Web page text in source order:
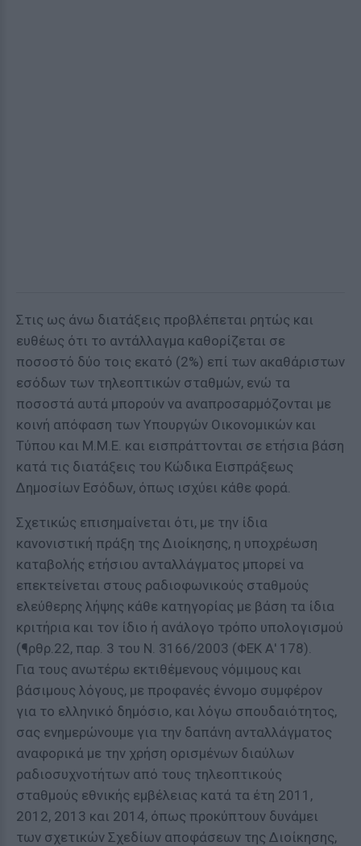
Στις ως άνω διατάξεις προβλέπεται ρητώς και
ευθέως ότι το αντάλλαγμα καθορίζεται σε
ποσοστό δύο τοις εκατό (2%) επί των ακαθάριστων
εσόδων των τηλεοπτικών σταθμών, ενώ τα
ποσοστά αυτά μπορούν να αναπροσαρμόζονται με
κοινή απόφαση των Υπουργών Οικονομικών και
Τύπου και Μ.Μ.Ε. και εισπράττονται σε ετήσια βάση
κατά τις διατάξεις του Κώδικα Εισπράξεως
Δημοσίων Εσόδων, όπως ισχύει κάθε φορά.
Σχετικώς επισημαίνεται ότι, με την ίδια
κανονιστική πράξη της Διοίκησης, η υποχρέωση
καταβολής ετήσιου ανταλλάγματος μπορεί να
επεκτείνεται στους ραδιοφωνικούς σταθμούς
ελεύθερης λήψης κάθε κατηγορίας με βάση τα ίδια
κριτήρια και τον ίδιο ή ανάλογο τρόπο υπολογισμού
(¶ρθρ.22, παρ. 3 του Ν. 3166/2003 (ΦΕΚ Α' 178).
Για τους ανωτέρω εκτιθέμενους νόμιμους και
βάσιμους λόγους, με προφανές έννομο συμφέρον
για το ελληνικό δημόσιο, και λόγω σπουδαιότητος,
σας ενημερώνουμε για την δαπάνη ανταλλάγματος
αναφορικά με την χρήση ορισμένων διαύλων
ραδιοσυχνοτήτων από τους τηλεοπτικούς
σταθμούς εθνικής εμβέλειας κατά τα έτη 2011,
2012, 2013 και 2014, όπως προκύπτουν δυνάμει
των σχετικών Σχεδίων αποφάσεων της Διοίκησης,